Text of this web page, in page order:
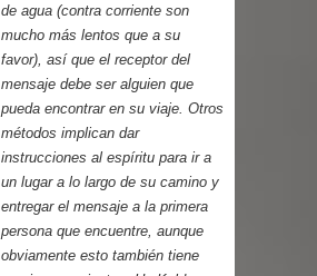
de agua (contra corriente son
mucho más lentos que a su
favor), así que el receptor del
mensaje debe ser alguien que
pueda encontrar en su viaje. Otros
métodos implican dar
instrucciones al espíritu para ir a
un lugar a lo largo de su camino y
entregar el mensaje a la primera
persona que encuentre, aunque
obviamente esto también tiene